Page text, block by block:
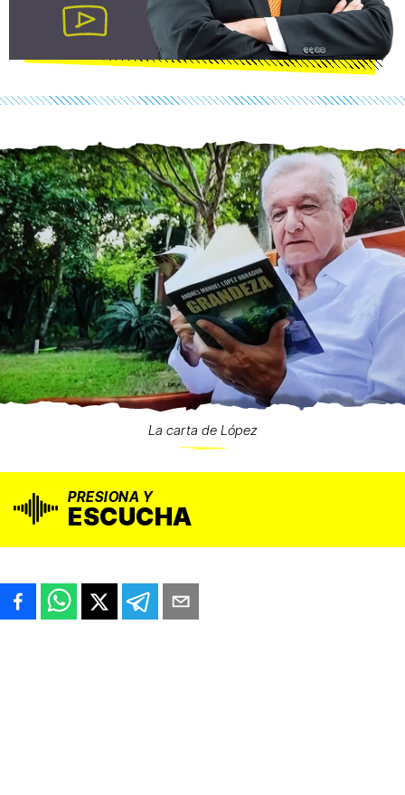
La carta de López
PRESIONA Y
ESCUCHA